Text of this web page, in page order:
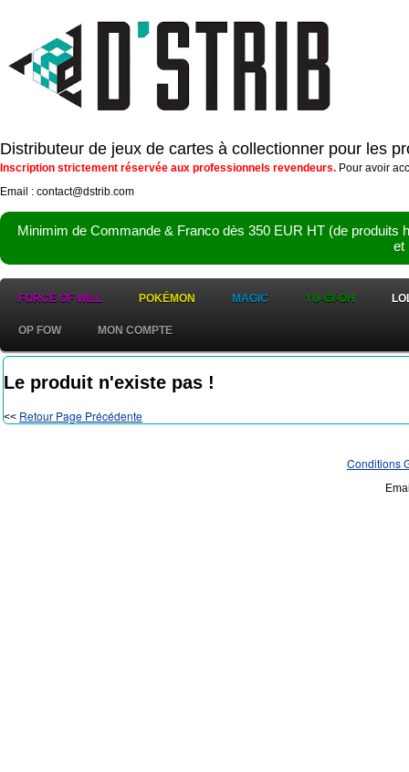
Distributeur de jeux de cartes à collectionner pour les
Inscription strictement réservée aux professionnels revendeurs. Pour avoir
Email : contact@dstrib.com
Minimim de Commande & Franco dès 350 EUR HT (de
et
FORCE OF WILL POKÉMON MAGIC YU-GI-OH
OP FOW MON COMPTE
Le produit n'existe pas !
<< Retour Page Précédente
Conditions